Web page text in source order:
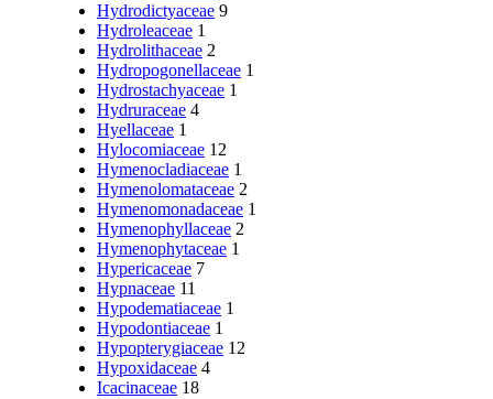
Hydrodictyaceae 9
Hydroleaceae 1
Hydrolithaceae 2
Hydropogonellaceae 1
Hydrostachyaceae 1
Hydruraceae 4
Hyellaceae 1
Hylocomiaceae 12
Hymenocladiaceae 1
Hymenolomataceae 2
Hymenomonadaceae 1
Hymenophyllaceae 2
Hymenophytaceae 1
Hypericaceae 7
Hypnaceae 11
Hypodematiaceae 1
Hypodontiaceae 1
Hypopterygiaceae 12
Hypoxidaceae 4
Icacinaceae 18